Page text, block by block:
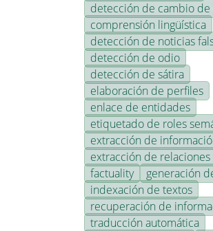
detección de cambio
comprensión lingüística
detección de noticias
detección de odio
detección de sátira
elaboración de perfiles
enlace de entidades
etiquetado de roles
extracción de
extracción de relaciones
factuality
generación
indexación de textos
recuperación de
traducción automática